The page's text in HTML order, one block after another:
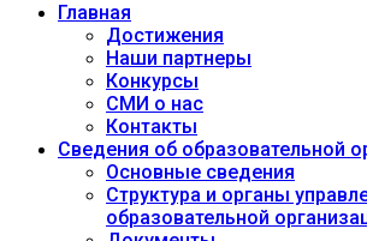
Главная
Достижения
Наши партнеры
Конкурсы
СМИ о нас
Контакты
Сведения об образовательной
Основные сведения
Структура и органы
образовательной